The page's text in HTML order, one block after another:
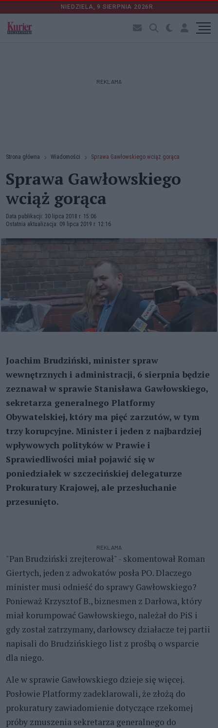
NIEDZIELA, 9 SIERPNIA 2026R.
REKLAMA
Strona główna Wiadomości Sprawa Gawłowskiego wciąż gorąca
Sprawa Gawłowskiego
wciąż gorąca
Data publikacji: 30 lipca 2018 r. 15:06
Ostatnia aktualizacja: 09 lipca 2019 r. 12:16
Joachim Brudziński, minister spraw
wewnętrznych i administracji, 6 sierpnia będzie
zeznawał w sprawie Stanisława Gawłowskiego,
sekretarza generalnego Platformy
Obywatelskiej, który ma pięć zarzutów, w tym
trzy korupcyjne. Minister i jeden z najbardziej
wpływowych polityków w Prawie i
Sprawiedliwości miał pojawić się w
poniedziałek w szczecińskiej delegaturze
Prokuratury Krajowej, ale przesłuchanie
przesunięto.
REKLAMA
"Pan Brudziński zrejterował" - skomentował Roman
Giertych, jeden z adwokatów posła PO. Dlaczego
minister musi odnieść do sprawy Gawłowskiego?
Ponieważ Krzysztof B., biznesmen z Darłowa, który
miał korumpować Gawłowskiego, należał do PiS i
gdy został zatrzymany, darłowscy działacze tej partii
napisali do Brudzińskiego list z prośbą o wsparcie
dla niego.
Ale w sprawie Gawłowskiego dzieje się więcej.
Posłowie Platformy zadeklarowali, że złożą do
prokuratury zawiadomienie dotyczące rzekomej
próby zmuszenia sekretarza generalnego do